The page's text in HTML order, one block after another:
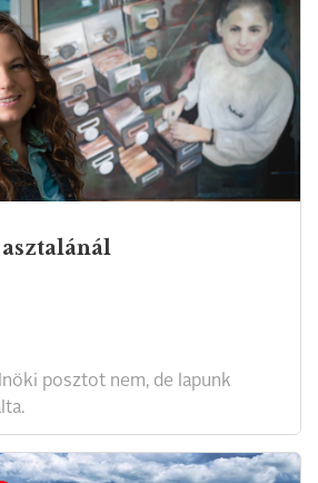
posztot nem, de lapunk